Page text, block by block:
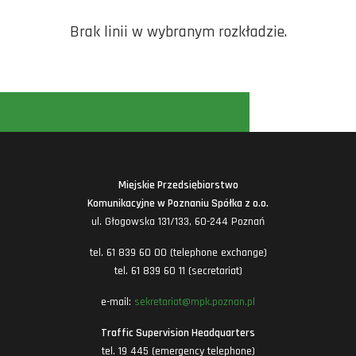
Brak linii w wybranym rozkładzie.
Miejskie Przedsiębiorstwo
Komunikacyjne w Poznaniu Spółka z o.o.
ul. Głogowska 131/133, 60-244 Poznań
tel. 61 839 60 00 (telephone exchange)
tel. 61 839 60 11 (secretariat)
e-mail: sekretariat@mpk.poznan.pl
Traffic Supervision Headquarters
tel. 19 445 (emergency telephone)